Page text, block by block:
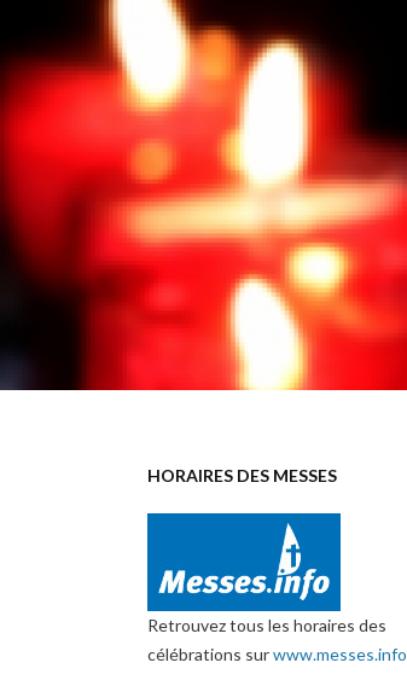
HORAIRES DES MESSES
Retrouvez tous les horaires des
célébrations surwww.messes.info